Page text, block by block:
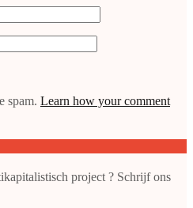
spam. Learn how your comment
project ? Schrijf ons